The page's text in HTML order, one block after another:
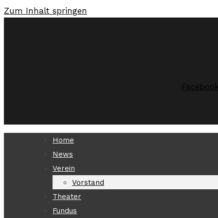
Zum Inhalt springen
Home
News
Verein
Vorstand
Theater
Fundus